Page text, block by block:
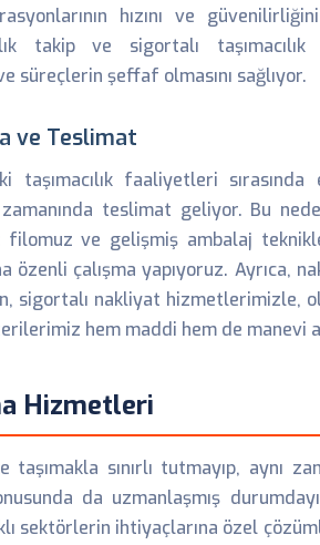
hızını ve
takip ve sigortalı
süreçlerin şeffaf olmasını sağlıyor.
ve Teslimat
taşımacılık faaliyetleri
teslimat geliyor. Bu
filomuz ve gelişmiş ambalaj
özenli çalışma yapıyoruz. Ayrıca,
sigortalı nakliyat hizmetlerimizle,
hem maddi hem de manevi
Hizmetleri
taşımakla sınırlı tutmayıp, aynı
da uzmanlaşmış
sektörlerin ihtiyaçlarına özel